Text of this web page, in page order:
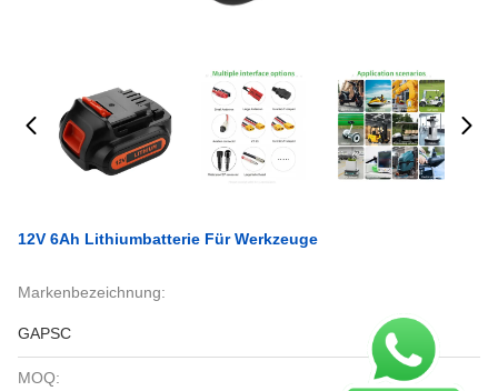
12V 6Ah Lithiumbatterie Für Werkzeuge
Markenbezeichnung:
GAPSC
MOQ: